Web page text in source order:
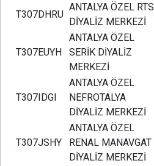
T307DHRU
ANTALYA ÖZEL RTS
DİYALİZ MERKEZİ
T307EUYH
ANTALYA ÖZEL
SERİK DİYALİZ
MERKEZİ
T307IDGI
ANTALYA ÖZEL
NEFROTALYA
DİYALİZ MERKEZİ
T307JSHY
ANTALYA ÖZEL
RENAL MANAVGAT
DİYALİZ MERKEZİ